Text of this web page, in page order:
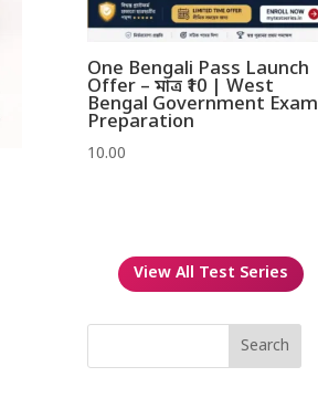
One Bengali Pass Launch
Offer – মাত্র ₹10 | West
Bengal Government Exam
Preparation
10.00
View All Test Series
Search